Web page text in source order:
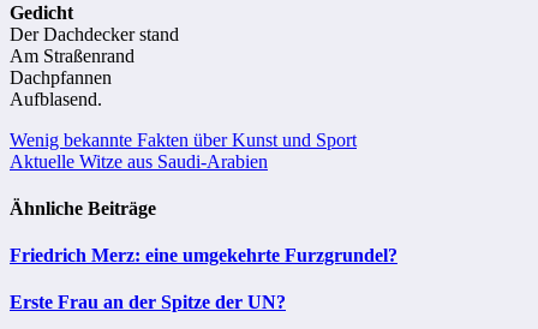
Gedicht
Der Dachdecker stand
Am Straßenrand
Dachpfannen
Aufblasend.
Beitragsnavigation
Wenig bekannte Fakten über Kunst und Sport
Aktuelle Witze aus Saudi-Arabien
Ähnliche Beiträge
Friedrich Merz: eine umgekehrte Furzgrundel?
Erste Frau an der Spitze der UN?